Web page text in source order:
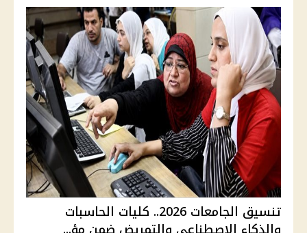
تنسيق الجامعات 2026.. كليات الحاسبات